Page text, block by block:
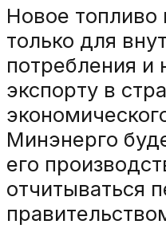
Новое топливо
только для
потребления и
экспорту в
Минэнерго
его
отчитываться